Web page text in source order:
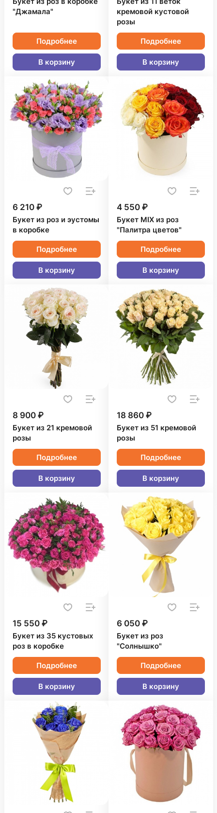
"Джамала"
Подробнее
В корзину
кремовой кустовой
розы
Подробнее
В корзину
6 210 ₽
Букет из роз и эустомы
в коробке
Подробнее
В корзину
4 550 ₽
Букет MIX из роз
"Палитра цветов"
Подробнее
В корзину
8 900 ₽
Букет из 21 кремовой
розы
Подробнее
В корзину
18 860 ₽
Букет из 51 кремовой
розы
Подробнее
В корзину
15 550 ₽
Букет из 35 кустовых
роз в коробке
Подробнее
В корзину
6 050 ₽
Букет из роз
"Солнышко"
Подробнее
В корзину